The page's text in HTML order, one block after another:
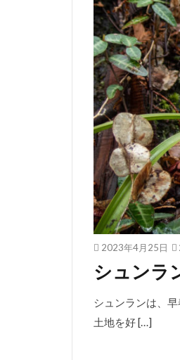
2023年4月25日
シュンラ
シュンランは、
土地を好 […]